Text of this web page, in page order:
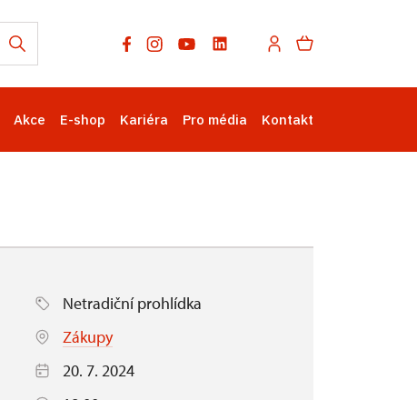
Akce E-shop Kariéra Pro média Kontakt
Netradiční prohlídka
Zákupy
20. 7. 2024